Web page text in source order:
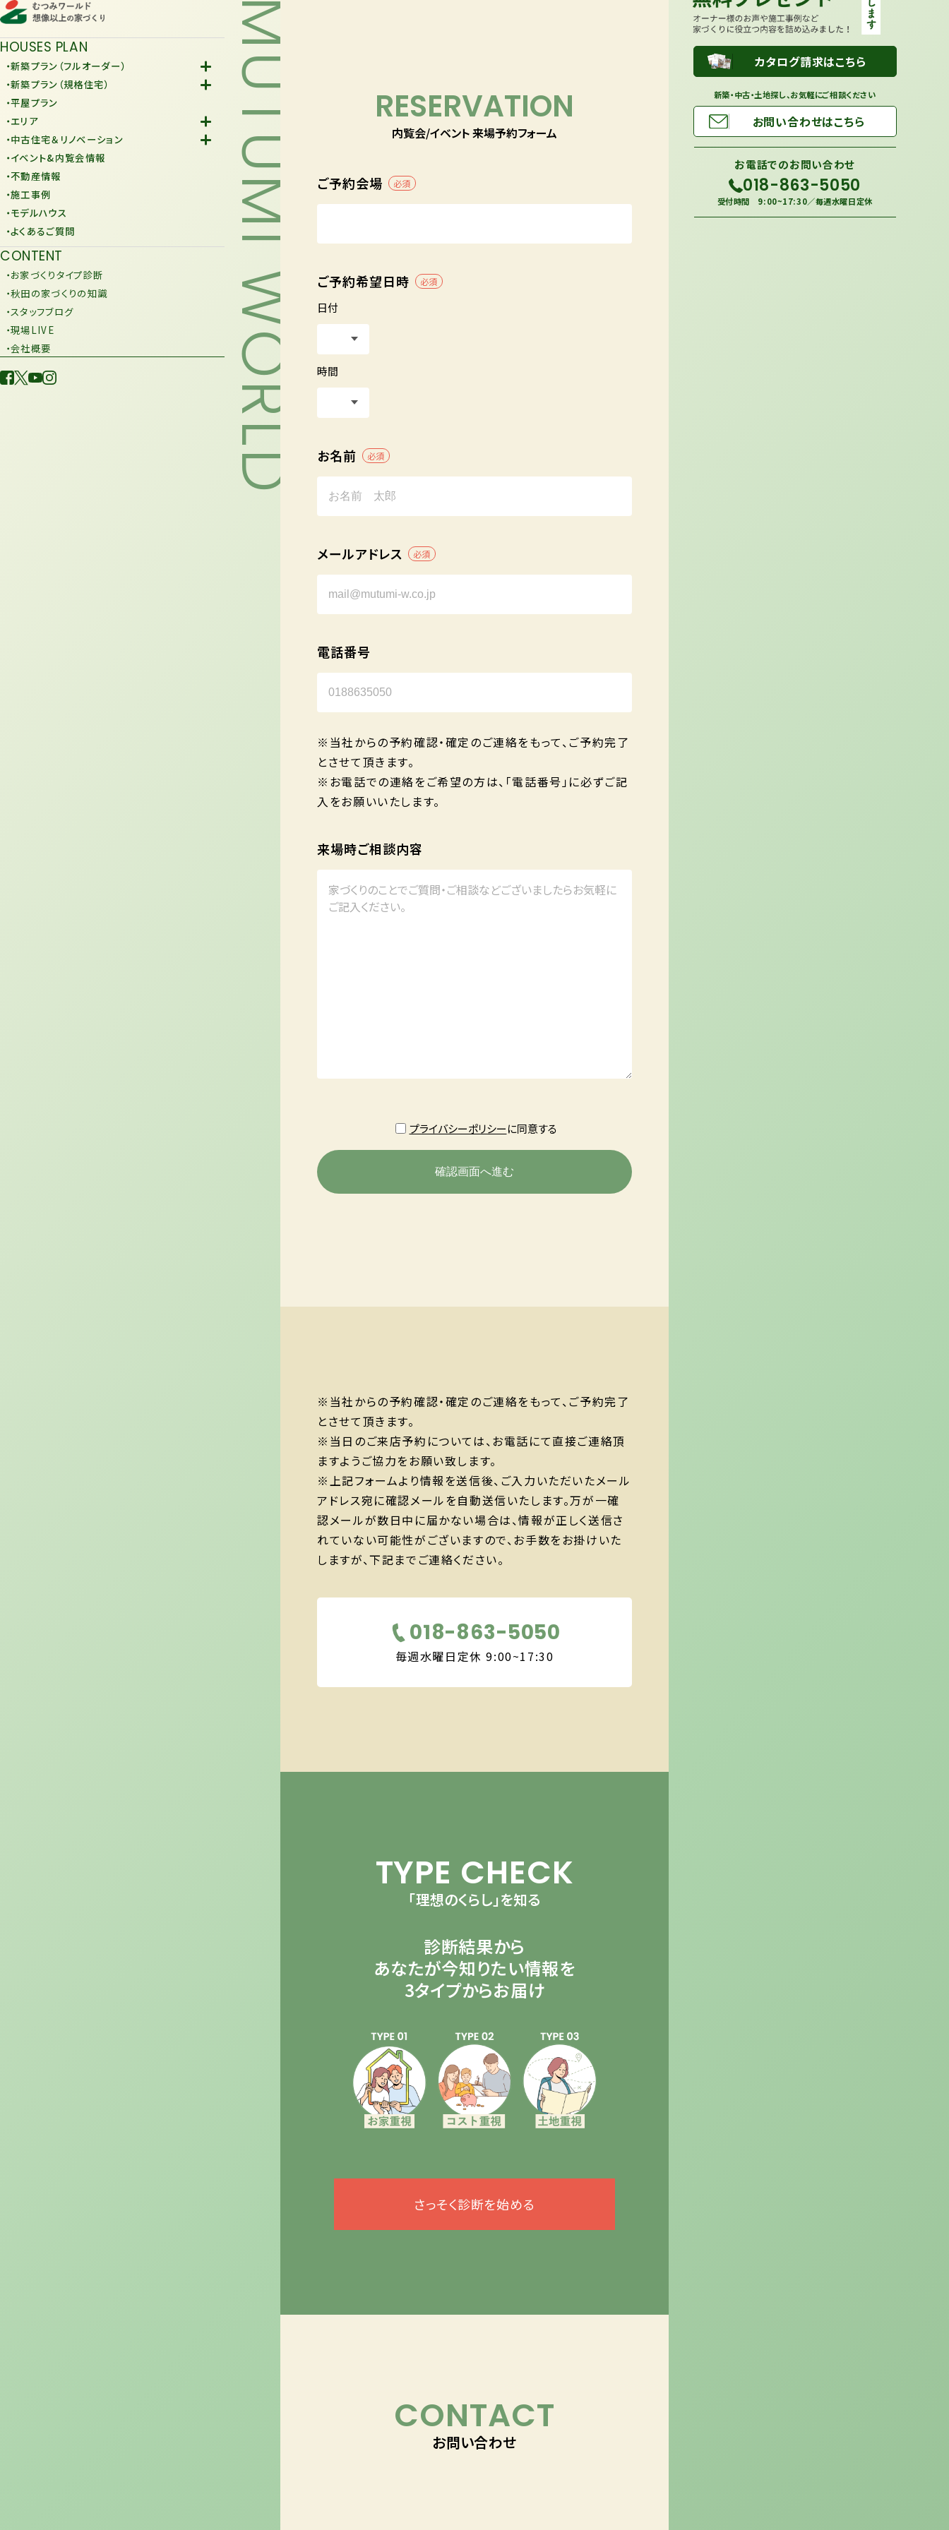
HOUSES PLAN
・新築プラン（フルオーダー）
-Fiore
・新築プラン（規格住宅）
-規格住宅
-KURAFIT
-JiU
・平屋プラン
・エリア
-潟上市
-由利本荘市
・中古住宅＆リノベーション
-中古住宅
-リノベーション
・イベント&内覧会情報
・不動産情報
・施工事例
・モデルハウス
・よくあるご質問
CONTENT
・お家づくりタイプ診断
・秋田の家づくりの知識
・スタッフブログ
・現場LIVE
・会社概要
MUTUMI WORLD カタログ請求はこちら
新築・中古・土地探し、お気軽にご相談ください
お問い合わせはこちら
お電話でのお問い合わせ
018-863-5050
受付時間 9:00~17:30／毎週水曜日定休
RESERVATION
内覧会/イベント 来場予約フォーム
ご予約会場 必須
ご予約希望日時 必須
日付
時間
お名前 必須
メールアドレス 必須
電話番号
※当社からの予約確認・確定のご連絡をもって、ご予約完了
とさせて頂きます。
※お電話での連絡をご希望の方は、「電話番号」に必ずご記
入をお願いいたします。
来場時ご相談内容
プライバシーポリシーに同意する
※当社からの予約確認・確定のご連絡をもって、ご予約完了
とさせて頂きます。
※当日のご来店予約については、お電話にて直接ご連絡頂
ますようご協力をお願い致します。
※上記フォームより情報を送信後、ご入力いただいたメール
アドレス宛に確認メールを自動送信いたします。万が一確
認メールが数日中に届かない場合は、情報が正しく送信さ
れていない可能性がございますので、お手数をお掛けいた
しますが、下記までご連絡ください。
018-863-5050
毎週水曜日定休 9:00~17:30
TYPE CHECK
「理想のくらし」を知る
診断結果から
あなたが今知りたい情報を
3タイプからお届け
さっそく診断を始める
CONTACT
お問い合わせ